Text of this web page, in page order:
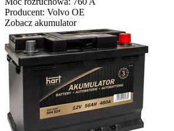
Producent: Volvo OE
Zobacz akumulator